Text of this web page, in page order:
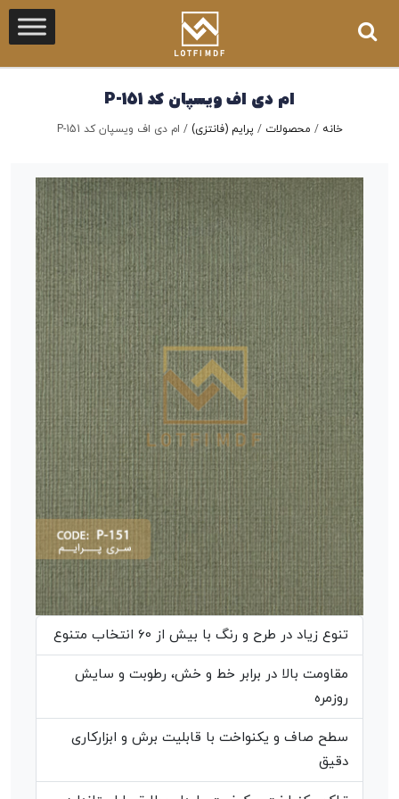
ام دی اف ویسپان کد P-151
خانه / محصولات / پرایم (فانتزی) / ام دی اف ویسپان کد P-151
تنوع زیاد در طرح و رنگ با بیش از 60 انتخاب متنوع
مقاومت بالا در برابر خط و خش، رطوبت و سایش
روزمره
سطح صاف و یکنواخت با قابلیت برش و ابزارکاری
دقیق